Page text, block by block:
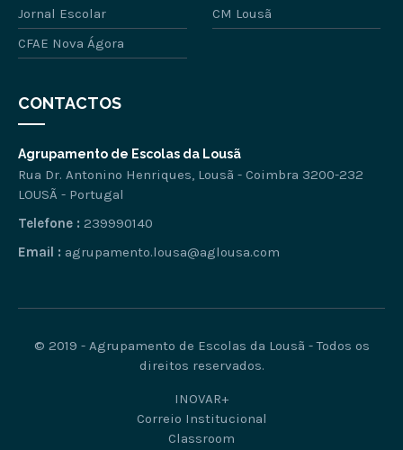
Jornal Escolar
CM Lousã
CFAE Nova Ágora
CONTACTOS
Agrupamento de Escolas da Lousã
Rua Dr. Antonino Henriques, Lousã - Coimbra 3200-232
LOUSÃ - Portugal
Telefone : 239990140
Email : agrupamento.lousa@aglousa.com
© 2019 - Agrupamento de Escolas da Lousã - Todos os
direitos reservados.
INOVAR+
Correio Institucional
Classroom